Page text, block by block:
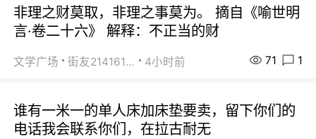
非理之财莫取，非理之事莫为。 摘自《喻世明
言·卷二十六》 解释：不正当的财
文学广场 街友21416156 4小时前 71 1
谁有一米一的单人床加床垫要卖，留下你们的
电话我会联系你们，在拉古耐无